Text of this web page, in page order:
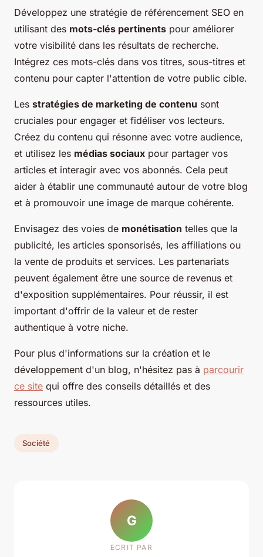
Développez une stratégie de référencement SEO en
utilisant des mots-clés pertinents pour améliorer
votre visibilité dans les résultats de recherche.
Intégrez ces mots-clés dans vos titres, sous-titres et
contenu pour capter l'attention de votre public cible.
Les stratégies de marketing de contenu sont
cruciales pour engager et fidéliser vos lecteurs.
Créez du contenu qui résonne avec votre audience,
et utilisez les médias sociaux pour partager vos
articles et interagir avec vos abonnés. Cela peut
aider à établir une communauté autour de votre blog
et à promouvoir une image de marque cohérente.
Envisagez des voies de monétisation telles que la
publicité, les articles sponsorisés, les affiliations ou
la vente de produits et services. Les partenariats
peuvent également être une source de revenus et
d'exposition supplémentaires. Pour réussir, il est
important d'offrir de la valeur et de rester
authentique à votre niche.
Pour plus d'informations sur la création et le
développement d'un blog, n'hésitez pas à parcourir
ce site qui offre des conseils détaillés et des
ressources utiles.
Société
G
ECRIT PAR